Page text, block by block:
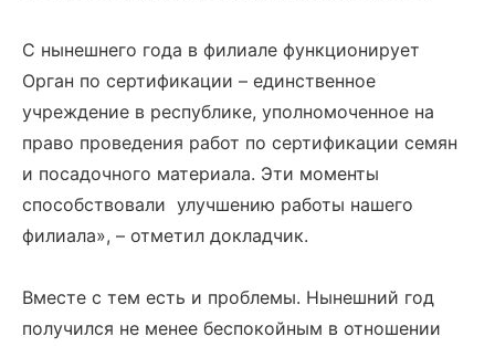
С нынешнего года в филиале функционирует
Орган по сертификации – единственное
учреждение в республике, уполномоченное на
право проведения работ по сертификации семян
и посадочного материала. Эти моменты
способствовали улучшению работы нашего
филиала», – отметил докладчик.
Вместе с тем есть и проблемы. Нынешний год
получился не менее беспокойным в отношении